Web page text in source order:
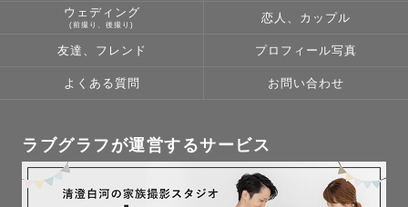
はじめまして！
ご覧いただきありがとうございます🌷
関東Lovegrapherの『おけい』と
申します。
栃木県を拠点に栃木県・群馬県・埼玉県・
茨城県の一部を中心に活動しておりますが、
ウェディング
(前撮り、後撮り)
恋人、カップル
友達、フレンド プロフィール写真
よくある質問 お問い合わせ
ラブグラフが運営するサービス